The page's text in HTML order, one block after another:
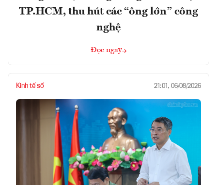
TP.HCM, thu hút các “ông lớn” công
nghệ
Đọc ngay
Kinh tế số 21:01, 06/08/2026